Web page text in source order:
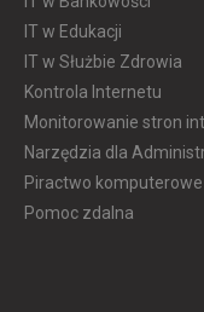
IT w Edukacji
IT w Służbie Zdrowia
Kontrola Internetu
Monitorowanie stron
Narzędzia dla
Piractwo komputerowe
Pomoc zdalna